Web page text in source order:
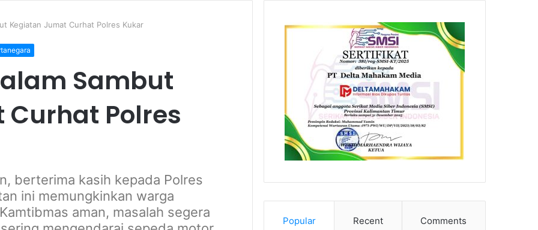
Kegiatan Jumat Curhat Polres Kukar
Sambut
Polres
berterima kasih kepada Polres
ini memungkinkan warga
aman, masalah segera
Popular Recent Comments